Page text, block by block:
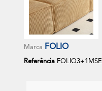
Marca FOLIO
Referência